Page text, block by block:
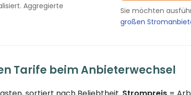
Aggregierte
Sie möchten
großen
Tarife beim Anbieterwechsel